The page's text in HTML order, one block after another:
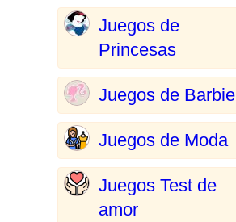
Juegos de
Princesas
Juegos de Barbie
Juegos de Moda
Juegos Test de
amor